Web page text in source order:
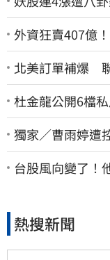
外資狂賣407億
北美訂單補爆
杜金龍公開6檔
獨家／曹雨婷遭
聲：余天管工會
台股風向變了！
熱搜新聞